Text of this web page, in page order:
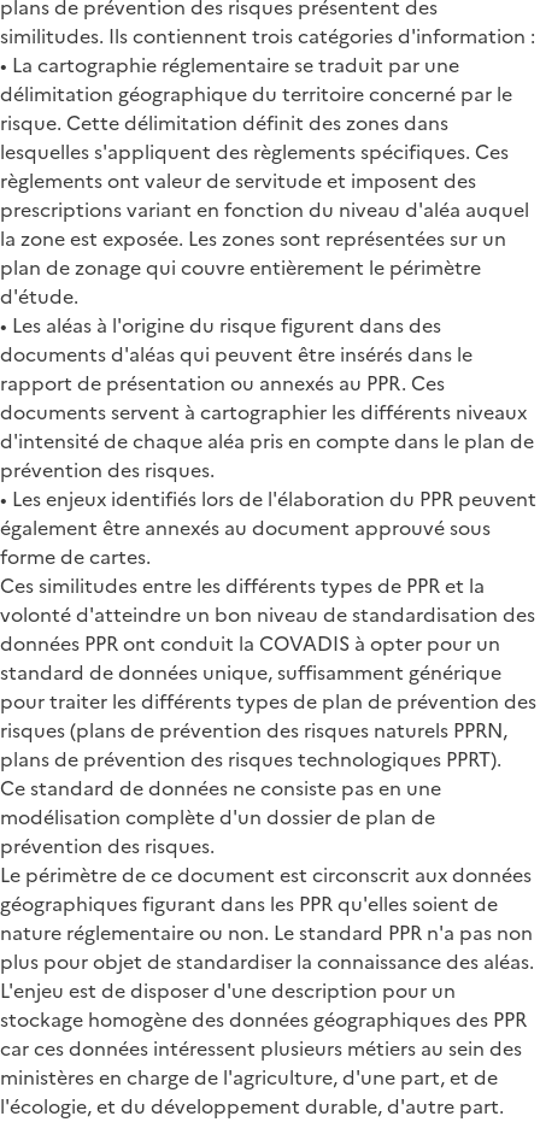
plans de prévention des risques présentent des
similitudes. Ils contiennent trois catégories d'information :
• La cartographie réglementaire se traduit par une
délimitation géographique du territoire concerné par le
risque. Cette délimitation définit des zones dans
lesquelles s'appliquent des règlements spécifiques. Ces
règlements ont valeur de servitude et imposent des
prescriptions variant en fonction du niveau d'aléa auquel
la zone est exposée. Les zones sont représentées sur un
plan de zonage qui couvre entièrement le périmètre
d'étude.
• Les aléas à l'origine du risque figurent dans des
documents d'aléas qui peuvent être insérés dans le
rapport de présentation ou annexés au PPR. Ces
documents servent à cartographier les différents niveaux
d'intensité de chaque aléa pris en compte dans le plan de
prévention des risques.
• Les enjeux identifiés lors de l'élaboration du PPR peuvent
également être annexés au document approuvé sous
forme de cartes.
Ces similitudes entre les différents types de PPR et la
volonté d'atteindre un bon niveau de standardisation des
données PPR ont conduit la COVADIS à opter pour un
standard de données unique, suffisamment générique
pour traiter les différents types de plan de prévention des
risques (plans de prévention des risques naturels PPRN,
plans de prévention des risques technologiques PPRT).
Ce standard de données ne consiste pas en une
modélisation complète d'un dossier de plan de
prévention des risques.
Le périmètre de ce document est circonscrit aux données
géographiques figurant dans les PPR qu'elles soient de
nature réglementaire ou non. Le standard PPR n'a pas non
plus pour objet de standardiser la connaissance des aléas.
L'enjeu est de disposer d'une description pour un
stockage homogène des données géographiques des PPR
car ces données intéressent plusieurs métiers au sein des
ministères en charge de l'agriculture, d'une part, et de
l'écologie, et du développement durable, d'autre part.